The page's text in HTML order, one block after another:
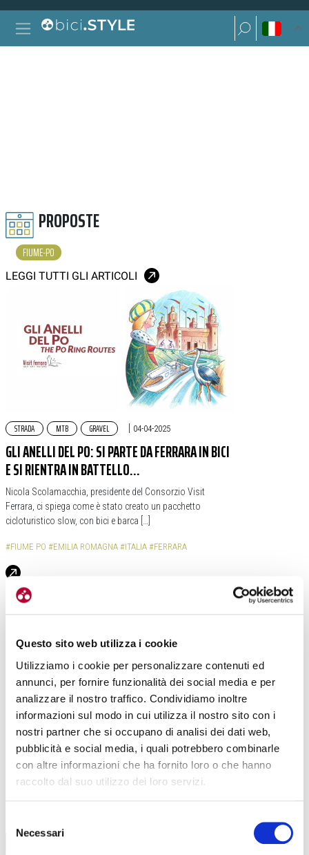
Questo sito web utilizza i cookie
Utilizziamo i cookie per personalizzare contenuti ed
annunci, per fornire funzionalità dei social media e per
analizzare il nostro traffico. Condividiamo inoltre
informazioni sul modo in cui utilizza il nostro sito con i
nostri partner che si occupano di analisi dei dati web,
pubblicità e social media, i quali potrebbero combinarle
con altre informazioni che ha fornito loro o che hanno
raccolto dal suo utilizzo dei loro servizi.
delNecessari
Vai al contenuto
Navigazione principale
Ricerca per:
Ricerca per:
PROPOSTE
FIUME-PO
LEGGI TUTTI GLI ARTICOLI
STRADA MTB GRAVEL | 04-04-2025
GLI ANELLI DEL PO: SI PARTE DA FERRARA IN BICI
E SI RIENTRA IN BATTELLO…
Nicola Scolamacchia, presidente del Consorzio Visit
Ferrara, ci spiega come è stato creato un pacchetto
cicloturistico slow, con bici e barca […]
#FIUME PO #EMILIA ROMAGNA #ITALIA #FERRARA
TUTTE LE CATEGORIE DEL MAGAZINE